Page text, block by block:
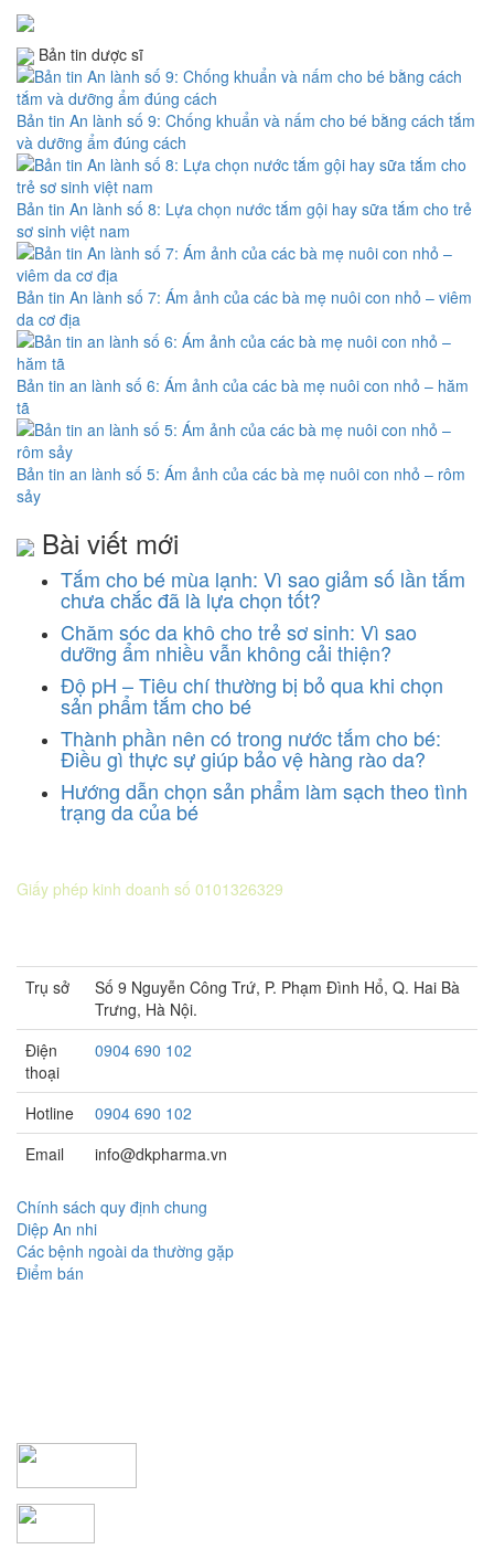
Bản tin dược sĩ
Bản tin An lành số 9: Chống khuẩn và nấm cho bé bằng cách tắm
và dưỡng ẩm đúng cách
Bản tin An lành số 8: Lựa chọn nước tắm gội hay sữa tắm cho trẻ
sơ sinh việt nam
Bản tin An lành số 7: Ám ảnh của các bà mẹ nuôi con nhỏ – viêm
da cơ địa
Bản tin an lành số 6: Ám ảnh của các bà mẹ nuôi con nhỏ – hăm
tã
Bản tin an lành số 5: Ám ảnh của các bà mẹ nuôi con nhỏ – rôm
sảy
Bài viết mới
Tắm cho bé mùa lạnh: Vì sao giảm số lần tắm
chưa chắc đã là lựa chọn tốt?
Chăm sóc da khô cho trẻ sơ sinh: Vì sao
dưỡng ẩm nhiều vẫn không cải thiện?
Độ pH – Tiêu chí thường bị bỏ qua khi chọn
sản phẩm tắm cho bé
Thành phần nên có trong nước tắm cho bé:
Điều gì thực sự giúp bảo vệ hàng rào da?
Hướng dẫn chọn sản phẩm làm sạch theo tình
trạng da của bé
Giấy phép kinh doanh số 0101326329
Trụ sở
Số 9 Nguyễn Công Trứ, P. Phạm Đình Hổ, Q. Hai Bà
Trưng, Hà Nội.
Điện
thoại
0904 690 102
Hotline
0904 690 102
Email
info@dkpharma.vn
Chính sách quy định chung
Diệp An nhi
Các bệnh ngoài da thường gặp
Điểm bán